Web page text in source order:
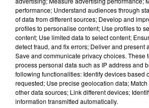
Benny Blanco invite
Becky G sur son
Tiny Desk invite
live session solaire
performance; Understand audiences through
of data from different sources; Develop and
profiles to personalise content; Use profiles to
content; Use limited data to select content;
detect fraud, and fix errors; Deliver and present
Save and communicate privacy choices. These
process personal data such as IP address and
following functionalities: Identify devices based
requested; Use precise geolocation data;
other data sources; Link different devices;
information transmitted automatically.